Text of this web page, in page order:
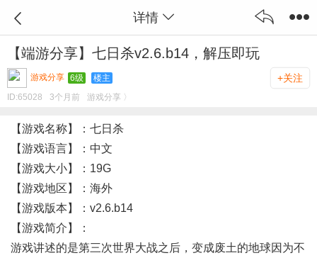
详情
【端游分享】七日杀v2.6.b14，解压即玩
+关注
游戏分享 6级
楼主
ID:65028 3个月前 游戏分享 〉
【游戏名称】：七日杀
【游戏语言】：中文
【游戏大小】：19G
【游戏地区】：海外
【游戏版本】：v2.6.b14
【游戏简介】：
游戏讲述的是第三次世界大战之后，变成废土的地球因为不